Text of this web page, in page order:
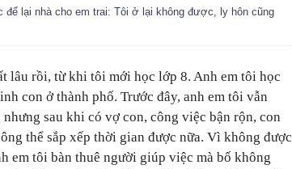
để lại nhà cho em trai: Tôi ở lại không được, ly hôn cũng
lâu rồi, từ khi tôi mới học lớp 8. Anh em tôi học
con ở thành phố. Trước đây, anh em tôi vẫn
sau khi có vợ con, công việc bận rộn, con
thể sắp xếp thời gian được nữa. Vì không được
em tôi bàn thuê người giúp việc mà bố không